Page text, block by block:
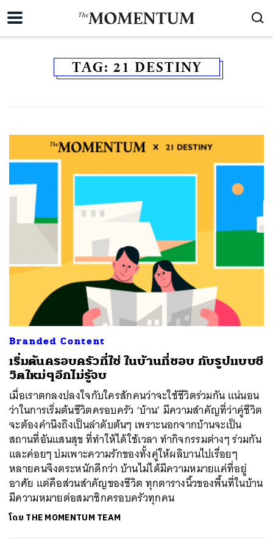
TAG: 21 DESTINY
Branded Content
เริ่มต้นครอบครัวที่ใช่ ในบ้านที่ชอบ กับรูปแบบชี
วิตใหม่ๆอีกไม่รู้จบ
เมื่อเราตกลงปลงใจกับใครสักคนว่าจะใช้ชีวิตร่วมกัน แน่นอน
ว่าในการเริ่มต้นชีวิตครอบครัว ‘บ้าน’ มีความสำคัญที่ว่าคู่ชีวิต
จะต้องคำนึงถึงเป็นลำดับต้นๆ เพราะนอกจากบ้านจะเป็น
สถานที่อันแสนสุข ที่ทำให้ได้ใช้เวลา ทำกิจกรรมต่างๆ ร่วมกัน
และค่อยๆ บ่มเพาะความรักของทั้งคู่ให้ผลิบานไปเรื่อยๆ
หลายคนจึงตระหนักดีกว่า บ้านไม่ได้มีความหมายแค่ที่อยู่
อาศัย แต่คือส่วนสำคัญของชีวิต ทุกตารางนิ้วของพื้นที่ในบ้าน
มีความหมายต่อสมาชิกครอบครัวทุกคน
โดย THE MOMENTUM TEAM
ค้นหา
TWEET LINE